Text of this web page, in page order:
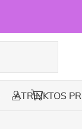
ATRINKTOS